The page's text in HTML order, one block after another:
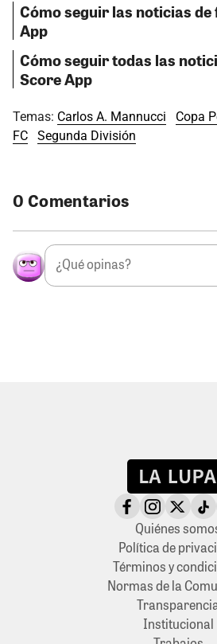
Cómo seguir las noticias
App
Cómo seguir todas las
Score App
Temas: Carlos A. Mannucci Copa
FC
Segunda División
0 Comentarios
Quiénes
Política de
Términos y
Normas de la
Institucional